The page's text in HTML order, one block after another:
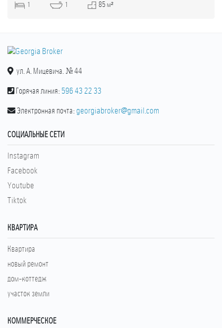
1 1 85 м²
ул. А. Мицевича. № 44
Горячая линия: 596 43 22 33
Электронная почта: georgiabroker@gmail.com
СОЦИАЛЬНЫЕ СЕТИ
Instagram
Facebook
Youtube
Tiktok
КВАРТИРА
Квартира
новый ремонт
дом-коттедж
участок земли
КОММЕРЧЕСКОЕ